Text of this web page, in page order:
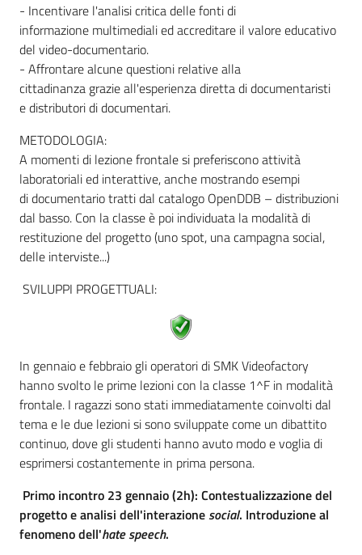
- Incentivare l'analisi critica delle fonti di
informazione multimediali ed accreditare il valore educativo
del video-documentario.
- Affrontare alcune questioni relative alla
cittadinanza grazie all'esperienza diretta di documentaristi
e distributori di documentari.
METODOLOGIA:
A momenti di lezione frontale si preferiscono attività
laboratoriali ed interattive, anche mostrando esempi
di documentario tratti dal catalogo OpenDDB – distribuzioni
dal basso. Con la classe è poi individuata la modalità di
restituzione del progetto (uno spot, una campagna social,
delle interviste...)
SVILUPPI PROGETTUALI:
In gennaio e febbraio gli operatori di SMK Videofactory
hanno svolto le prime lezioni con la classe 1^F in modalità
frontale. I ragazzi sono stati immediatamente coinvolti dal
tema e le due lezioni si sono sviluppate come un dibattito
continuo, dove gli studenti hanno avuto modo e voglia di
esprimersi costantemente in prima persona.
Primo incontro 23 gennaio (2h): Contestualizzazione del
progetto e analisi dell'interazionesocial. Introduzione al
fenomeno dell'hate speech.